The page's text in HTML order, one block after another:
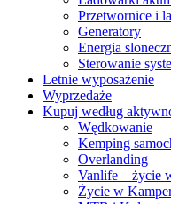
Przetwornice i
Generatory
Energia
Sterowanie
Letnie wyposażenie
Wyprzedaże
Kupuj według
Wędkowanie
Kemping
Overlanding
Vanlife – życie
Życie w